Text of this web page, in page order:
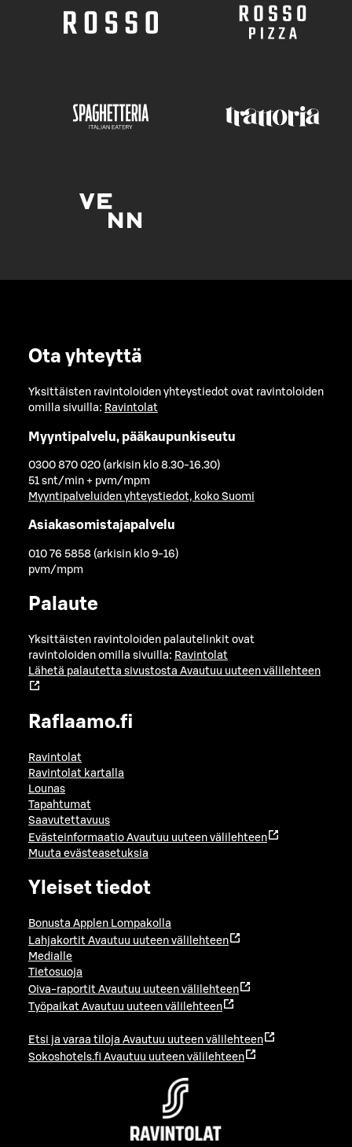
Ota yhteyttä
Yksittäisten ravintoloiden yhteystiedot ovat ravintoloiden
omilla sivuilla: Ravintolat
Myyntipalvelu, pääkaupunkiseutu
0300 870 020 (arkisin klo 8.30-16.30)
51 snt/min + pvm/mpm
Myyntipalveluiden yhteystiedot, koko Suomi
Asiakasomistajapalvelu
010 76 5858 (arkisin klo 9-16)
pvm/mpm
Palaute
Yksittäisten ravintoloiden palautelinkit ovat
ravintoloiden omilla sivuilla: Ravintolat
Lähetä palautetta sivustosta Avautuu uuteen välilehteen
Raflaamo.fi
Ravintolat
Ravintolat kartalla
Lounas
Tapahtumat
Saavutettavuus
Evästeinformaatio Avautuu uuteen välilehteen
Muuta evästeasetuksia
Yleiset tiedot
Bonusta Applen Lompakolla
Lahjakortit Avautuu uuteen välilehteen
Medialle
Tietosuoja
Oiva-raportit Avautuu uuteen välilehteen
Työpaikat Avautuu uuteen välilehteen
Etsi ja varaa tiloja Avautuu uuteen välilehteen
Sokoshotels.fi Avautuu uuteen välilehteen